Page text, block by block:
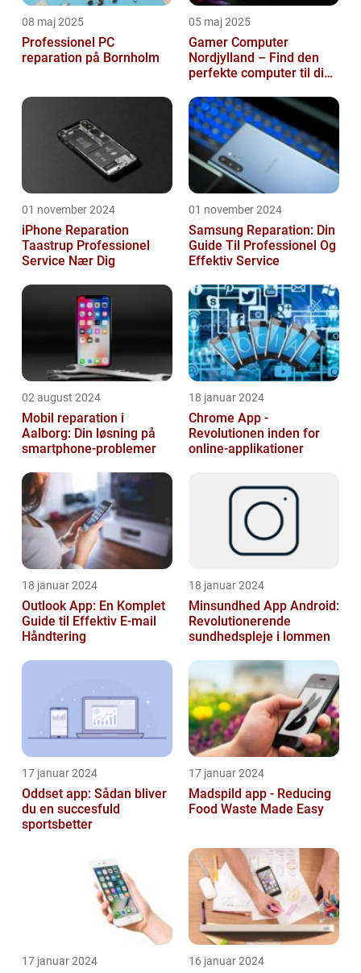
08 maj 2025
Professionel PC
reparation på Bornholm
05 maj 2025
Gamer Computer
Nordjylland – Find den
perfekte computer til din
01 november 2024
iPhone Reparation
Taastrup Professionel
Service Nær Dig
01 november 2024
Samsung Reparation: Din
Guide Til Professionel Og
Effektiv Service
02 august 2024
Mobil reparation i
Aalborg: Din løsning på
smartphone-problemer
18 januar 2024
Chrome App -
Revolutionen inden for
online-applikationer
18 januar 2024
Outlook App: En Komplet
Guide til Effektiv E-mail
Håndtering
18 januar 2024
Minsundhed App Android:
Revolutionerende
sundhedspleje i lommen
17 januar 2024
Oddset app: Sådan bliver
du en succesfuld
sportsbetter
17 januar 2024
Madspild app - Reducing
Food Waste Made Easy
17 januar 2024 16 januar 2024